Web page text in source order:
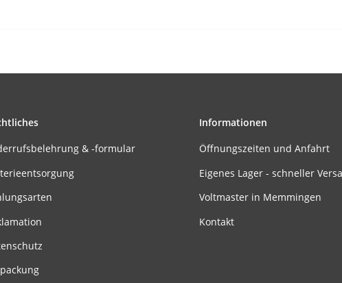
& -formular
Informationen
Öffnungszeiten und Anfahrt
Eigenes Lager - schneller
Voltmaster in Memmingen
Kontakt